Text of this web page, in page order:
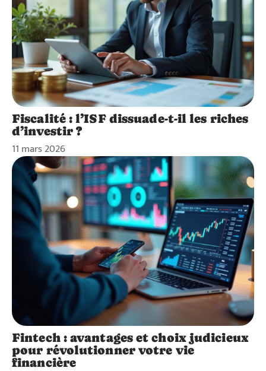
Fiscalité : l’ISF dissuade-t-il les riches
d’investir ?
11 mars 2026
Fintech : avantages et choix judicieux
pour révolutionner votre vie
financière